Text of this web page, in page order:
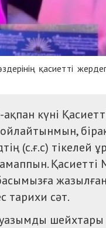
қасиетті
күні
(с.ғ.с) тікелей
Қасиетті
жазылған
тарихи сәт.